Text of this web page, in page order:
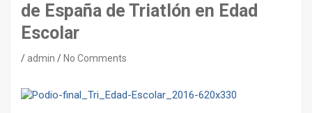
de España de Triatlón en Edad
Escolar
admin No Comments